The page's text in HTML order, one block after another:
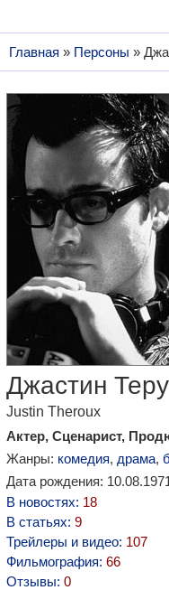
Главная » Персоны »
Джастин Теру
Justin Theroux
Актер, Сценарист,
Жанры: комедия, драма,
Дата рождения:
В новостях: 18
В статьях: 9
Трейлеры и видео: 107
Фильмография: 66
Отзывы: 0